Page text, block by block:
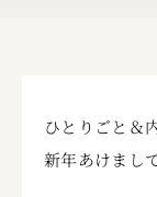
ひとりごと＆
新年あけまし